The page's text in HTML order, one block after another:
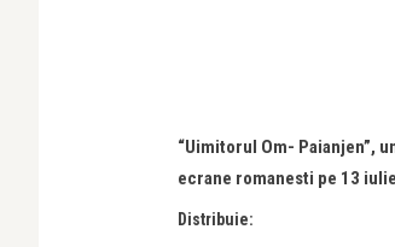
“Uimitorul Om- Paianjen”,
ecrane romanesti pe 13
Distribuie: